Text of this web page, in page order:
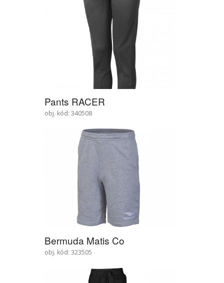
Pants RACER
obj. kód: 340508
Bermuda Matis Co
obj. kód: 323505